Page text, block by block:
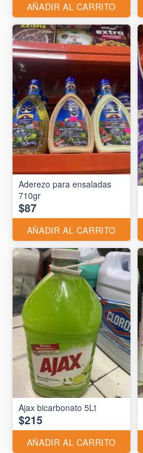
AÑADIR AL CARRITO
Aderezo para ensaladas
710gr
$87
AÑADIR AL CARRITO
Ajax bicarbonato 5Lt
$215
AÑADIR AL CARRITO